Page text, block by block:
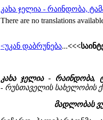
კახა ჯელია - რაინდობა,
There are no translations
<უკან დაბრუნება...
კახა ჯელია - რაინდობა,
- რუსთაველის სახელობის
მადლობას